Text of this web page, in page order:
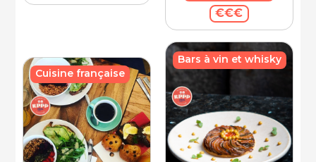
€€€
Cuisine française
Bars à vin et whisky